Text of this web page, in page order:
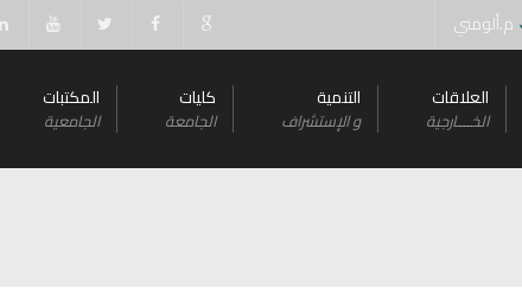
م.ألومني
العلاقات
الخــــارجية
التنمية
و اﻹستشراف
كليات
الجامعة
المكتبات
الجامعية